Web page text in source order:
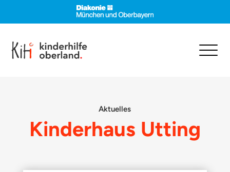
Aktuelles
Kinderhaus Utting